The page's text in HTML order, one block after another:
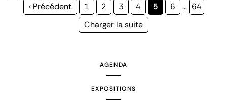
Page
‹ Précédent Page
1 Page
2 Page
3 Page
4
Page
5 Page
6 … Page
64
Page
Charger la suite
AGENDA
EXPOSITIONS